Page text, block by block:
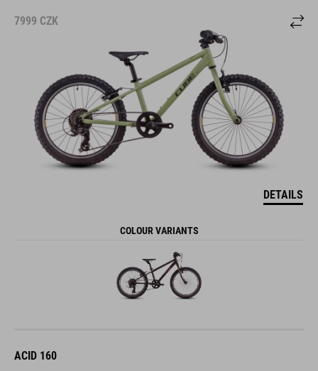
7999 CZK
DETAILS
COLOUR VARIANTS
ACID 160